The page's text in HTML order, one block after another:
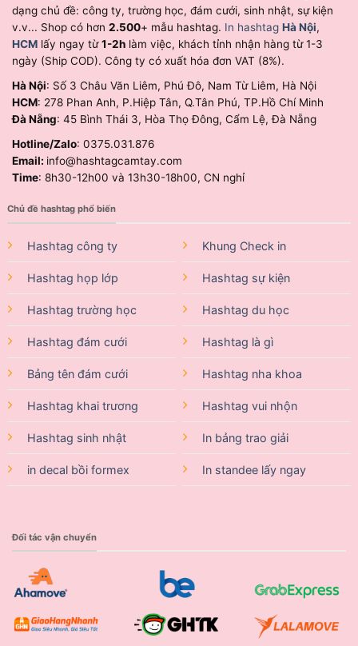
dạng chủ đề: công ty, trường học, đám cưới, sinh nhật, sự kiện
v.v... Shop có hơn 2.500+ mẫu hashtag. In hashtag Hà Nội,
HCM lấy ngay từ1-2h làm việc, khách tỉnh nhận hàng từ 1-3
ngày (Ship COD). Công ty có xuất hóa đơn VAT (8%).
Hà Nội: Số 3 Châu Văn Liêm, Phú Đô, Nam Từ Liêm, Hà Nội
HCM: 278 Phan Anh, P.Hiệp Tân, Q.Tân Phú, TP.Hồ Chí Minh
Đà Nẵng: 45 Bình Thái 3, Hòa Thọ Đông, Cẩm Lệ, Đà Nẵng
Hotline/Zalo: 0375.031.876
Email: info@hashtagcamtay.com
Time: 8h30-12h00 và 13h30-18h00, CN nghỉ
Chủ đề hashtag phổ biến
Hashtag công ty
Hashtag họp lớp
Hashtag trường học
Hashtag đám cưới
Bảng tên đám cưới
Hashtag khai trương
Hashtag sinh nhật
in decal bồi formex
Khung Check in
Hashtag sự kiện
Hashtag du học
Hashtag là gì
Hashtag nha khoa
Hashtag vui nhộn
In bảng trao giải
In standee lấy ngay
Đối tác vận chuyển